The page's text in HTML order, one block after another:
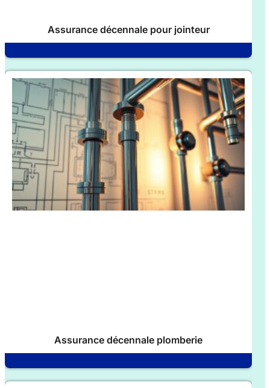
Assurance décennale pour jointeur
Assurance décennale plomberie